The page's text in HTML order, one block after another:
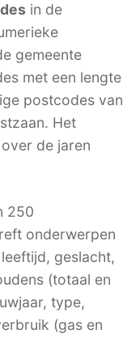
in de
gemeente
met een lengte
postcodes van
Het
de jaren
250
onderwerpen
geslacht,
(totaal en
type,
(gas en